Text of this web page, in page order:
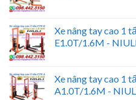
Xe nâng tay cao 1
E1.0T/1.6M -
Xe nâng tay cao 1
A1.0T/1.6M -